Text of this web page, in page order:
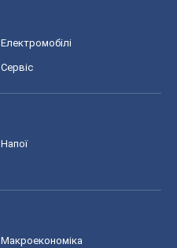
Електромобілі
Сервіс
Напої
Макроекономіка